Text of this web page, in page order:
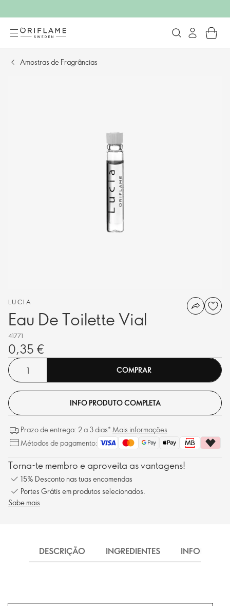
Amostras de Fragrâncias
LUCIA
Eau De Toilette Vial
41771
0,35 €
COMPRAR
INFO PRODUTO COMPLETA
Prazo de entrega: 2 a 3 dias* Mais informações
Métodos de pagamento:
Torna-te membro e aproveita as vantagens!
15% Desconto nas tuas encomendas
Portes Grátis em produtos selecionados.
Sabe mais
DESCRIÇÃO INGREDIENTES